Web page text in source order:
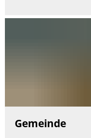
Gemeinde